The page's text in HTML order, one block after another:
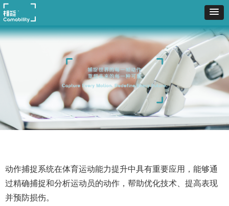
动作捕捉系统在体育运动能力提升中具有重要应用，能够通
过精确捕捉和分析运动员的动作，帮助优化技术、提高表现
并预防损伤。